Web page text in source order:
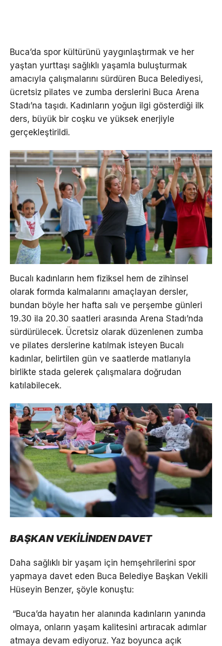
Buca’da spor kültürünü yaygınlaştırmak ve her
yaştan yurttaşı sağlıklı yaşamla buluşturmak
amacıyla çalışmalarını sürdüren Buca Belediyesi,
ücretsiz pilates ve zumba derslerini Buca Arena
Stadı’na taşıdı. Kadınların yoğun ilgi gösterdiği ilk
ders, büyük bir coşku ve yüksek enerjiyle
gerçekleştirildi.
Bucalı kadınların hem fiziksel hem de zihinsel
olarak formda kalmalarını amaçlayan dersler,
bundan böyle her hafta salı ve perşembe günleri
19.30 ila 20.30 saatleri arasında Arena Stadı’nda
sürdürülecek. Ücretsiz olarak düzenlenen zumba
ve pilates derslerine katılmak isteyen Bucalı
kadınlar, belirtilen gün ve saatlerde matlarıyla
birlikte stada gelerek çalışmalara doğrudan
katılabilecek.
BAŞKAN VEKİLİNDEN DAVET
Daha sağlıklı bir yaşam için hemşehrilerini spor
yapmaya davet eden Buca Belediye Başkan Vekili
Hüseyin Benzer, şöyle konuştu:
“Buca’da hayatın her alanında kadınların yanında
olmaya, onların yaşam kalitesini artıracak adımlar
atmaya devam ediyoruz. Yaz boyunca açık